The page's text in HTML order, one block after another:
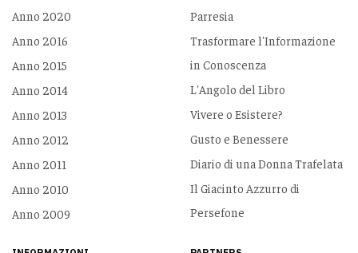
Anno 2020
Anno 2016
Anno 2015
Anno 2014
Anno 2013
Anno 2012
Anno 2011
Anno 2010
Anno 2009
Parresia
Trasformare l'Informazione
in Conoscenza
L'Angolo del Libro
Vivere o Esistere?
Gusto e Benessere
Diario di una Donna Trafelata
Il Giacinto Azzurro di
Persefone